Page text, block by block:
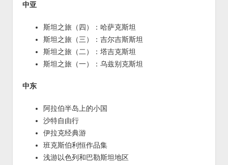
中亚
斯坦之旅（四）：哈萨克斯坦
斯坦之旅（三）：吉尔吉斯斯坦
斯坦之旅（二）：塔吉克斯坦
斯坦之旅（一）：乌兹别克斯坦
中东
阿拉伯半岛上的小国
沙特自由行
伊拉克经典游
班克斯伯利恒作品集
浅游以色列和巴勒斯坦地区